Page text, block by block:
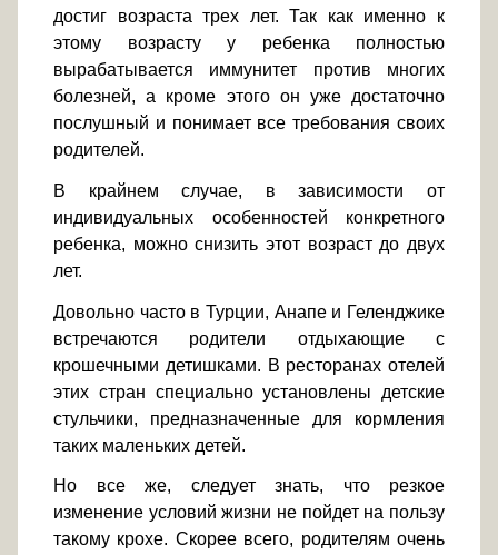
достиг возраста трех лет. Так как именно к
этому возрасту у ребенка полностью
вырабатывается иммунитет против многих
болезней, а кроме этого он уже достаточно
послушный и понимает все требования своих
родителей.
В крайнем случае, в зависимости от
индивидуальных особенностей конкретного
ребенка, можно снизить этот возраст до двух
лет.
Довольно часто в Турции, Анапе и Геленджике
встречаются родители отдыхающие с
крошечными детишками. В ресторанах отелей
этих стран специально установлены детские
стульчики, предназначенные для кормления
таких маленьких детей.
Но все же, следует знать, что резкое
изменение условий жизни не пойдет на пользу
такому крохе. Скорее всего, родителям очень